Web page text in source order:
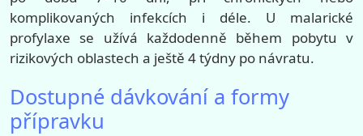
komplikovaných infekcích i déle. U malarické
profylaxe se užívá každodenně během pobytu v
rizikových oblastech a ještě 4 týdny po návratu.
Dostupné dávkování a formy
přípravku